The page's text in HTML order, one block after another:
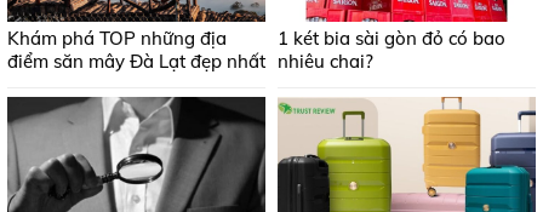
Khám phá TOP những địa
điểm săn mây Đà Lạt đẹp nhất
1 két bia sài gòn đỏ có bao
nhiêu chai?